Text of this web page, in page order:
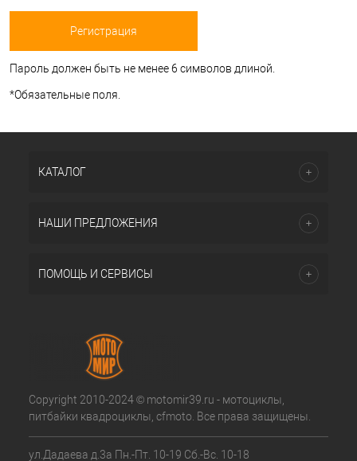
Пароль должен быть не менее 6 символов длиной.
*Обязательные поля.
КАТАЛОГ
НАШИ ПРЕДЛОЖЕНИЯ
ПОМОЩЬ И СЕРВИСЫ
Copyright 2010-2024 © motomir39.ru - мотоциклы,
питбайки квадроциклы, cfmoto. Все права защищены.
ул.Дадаева д.3а Пн.-Пт. 10-19 Сб.-Вс. 10-18